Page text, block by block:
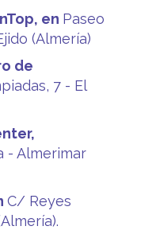
en Paseo
(Almería)
de
7 - El
- Almerimar
C/ Reyes